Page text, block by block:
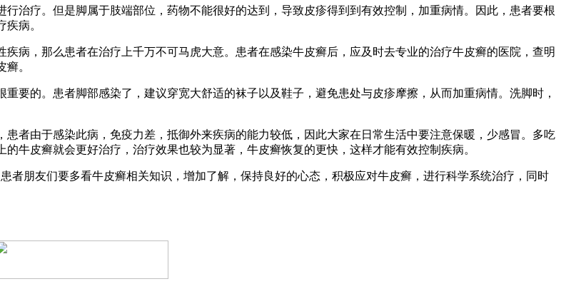
疗。但是脚属于肢端部位，药物不能很好的达到，导致皮疹得到到有效控制，加重病情。因此，患者要根
病。
，那么患者在治疗上千万不可马虎大意。患者在感染牛皮癣后，应及时去专业的治疗牛皮癣的医院，查明
。
的。患者脚部感染了，建议穿宽大舒适的袜子以及鞋子，避免患处与皮疹摩擦，从而加重病情。洗脚时，
由于感染此病，免疫力差，抵御外来疾病的能力较低，因此大家在日常生活中要注意保暖，少感冒。多吃
牛皮癣就会更好治疗，治疗效果也较为显著，牛皮癣恢复的更快，这样才能有效控制疾病。
朋友们要多看牛皮癣相关知识，增加了解，保持良好的心态，积极应对牛皮癣，进行科学系统治疗，同时